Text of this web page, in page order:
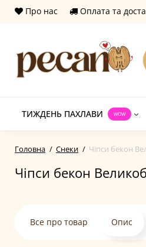
Про нас Оплата та
ТИЖДЕНЬ ПАХЛАВИ WOW
Головна Снеки Чіпси бекон
Чіпси бекон
Все про товар Опис